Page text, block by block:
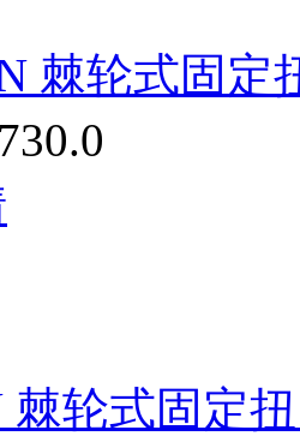
棘轮式固定
棘轮式固定